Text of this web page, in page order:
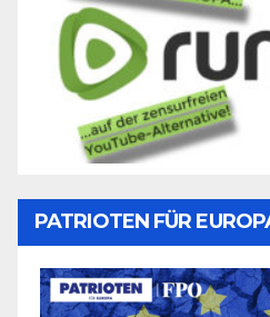
PATRIOTEN FÜR